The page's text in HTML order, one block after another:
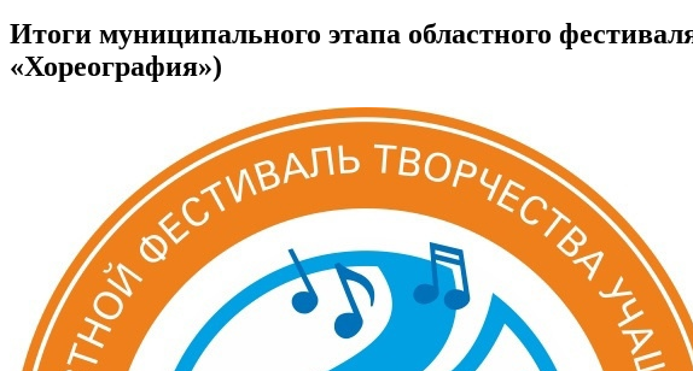
Итоги муниципального этапа областного
«Хореография»)